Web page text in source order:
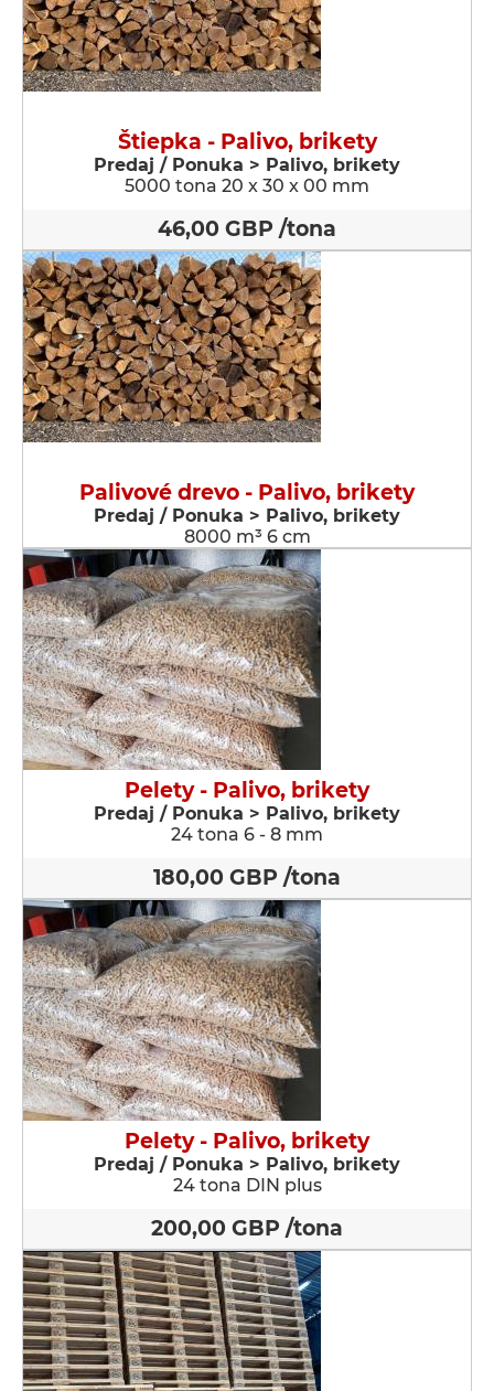
Štiepka - Palivo, brikety
Predaj / Ponuka > Palivo, brikety
5000 tona 20 x 30 x 00 mm
46,00 GBP /tona
Palivové drevo - Palivo, brikety
Predaj / Ponuka > Palivo, brikety
8000 m³ 6 cm
Pelety - Palivo, brikety
Predaj / Ponuka > Palivo, brikety
24 tona 6 - 8 mm
180,00 GBP /tona
Pelety - Palivo, brikety
Predaj / Ponuka > Palivo, brikety
24 tona DIN plus
200,00 GBP /tona